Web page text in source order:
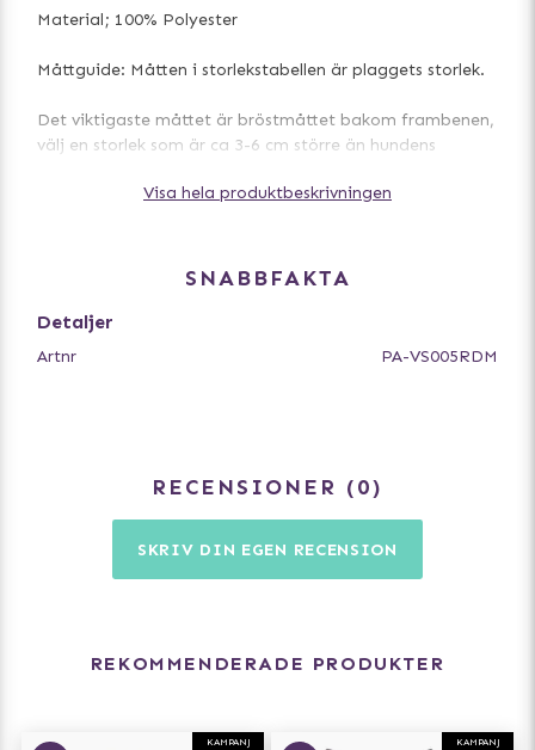
Material; 100% Polyester
Måttguide: Måtten i storlekstabellen är plaggets storlek.
Det viktigaste måttet är bröstmåttet bakom frambenen,
välj en storlek som är ca 3-6 cm större än hundens
extra. För små hundar under 5kg är det lagom med ca 1-
Visa hela produktbeskrivningen
SNABBFAKTA
Detaljer
Artnr PA-VS005RDM
RECENSIONER 0
SKRIV DIN EGEN RECENSION
REKOMMENDERADE PRODUKTER
KAMPANJ
KAMPANJ